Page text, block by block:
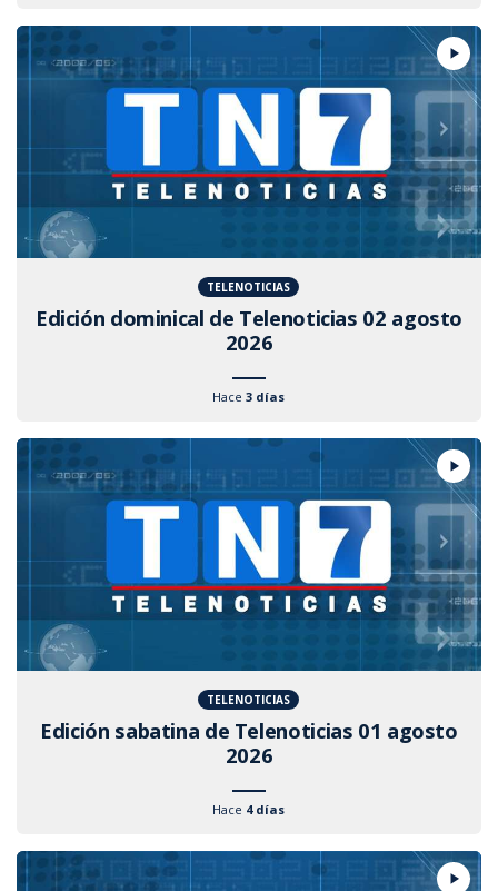
TELENOTICIAS
Edición dominical de Telenoticias 02 agosto
2026
Hace3 días
TELENOTICIAS
Edición sabatina de Telenoticias 01 agosto
2026
Hace 4 días